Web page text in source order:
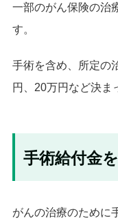
一部のがん保険の治
す。
手術を含め、所定の
円、20万円など決ま
手術給付金
がんの治療のために